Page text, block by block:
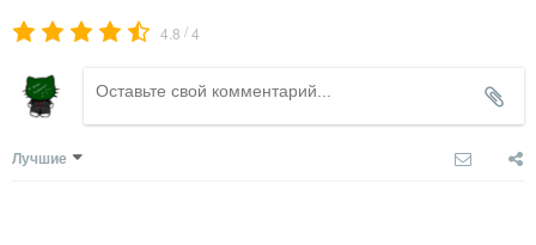
4.8 /4
Лучшие